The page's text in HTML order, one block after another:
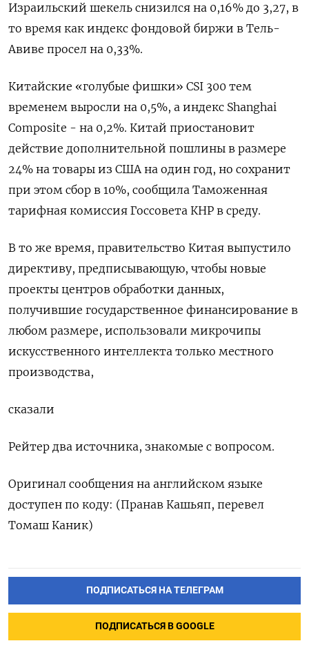
Израильский шекель снизился на 0,16% до 3,27, в
то время как индекс фондовой биржи в Тель-
Авиве просел на 0,33%.
Китайские «голубые фишки» CSI 300 тем
временем выросли на 0,5%, а индекс Shanghai
Composite - на 0,2%. Китай приостановит
действие дополнительной пошлины в размере
24% на товары из США на один год, но сохранит
при этом сбор в 10%, сообщила Таможенная
тарифная комиссия Госсовета КНР в среду.
В то же время, правительство Китая выпустило
директиву, предписывающую, чтобы новые
проекты центров обработки данных,
получившие государственное финансирование в
любом размере, использовали микрочипы
искусственного интеллекта только местного
производства,
сказали
Рейтер два источника, знакомые с вопросом.
Оригинал сообщения на английском языке
доступен по коду: (Пранав Кашьяп, перевел
Томаш Каник)
ПОДПИСАТЬСЯ НА ТЕЛЕГРАМ
ПОДПИСАТЬСЯ В GOOGLE